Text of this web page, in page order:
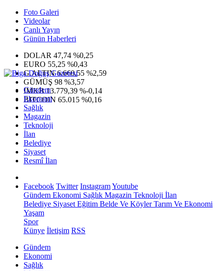
Foto Galeri
Videolar
Canlı Yayın
Günün Haberleri
DOLAR 47,74 %0,25
EURO 55,25 %0,43
G.ALTIN6.660,55 %2,59
GÜMÜŞ 98 %3,57
IMKB13.779,39 %-0,14
BITCOIN 65.015 %0,16
Gündem
Ekonomi
Sağlık
Magazin
Teknoloji
İlan
Belediye
Siyaset
Resmî İlan
Facebook Twitter InstagramYoutube
Gündem Ekonomi Sağlık Magazin Teknoloji İlan
Belediye Siyaset Eğitim Belde Ve KöylerTarım Ve Ekonomi
Yaşam
Spor
Künye İletişim RSS
Gündem
Ekonomi
Sağlık